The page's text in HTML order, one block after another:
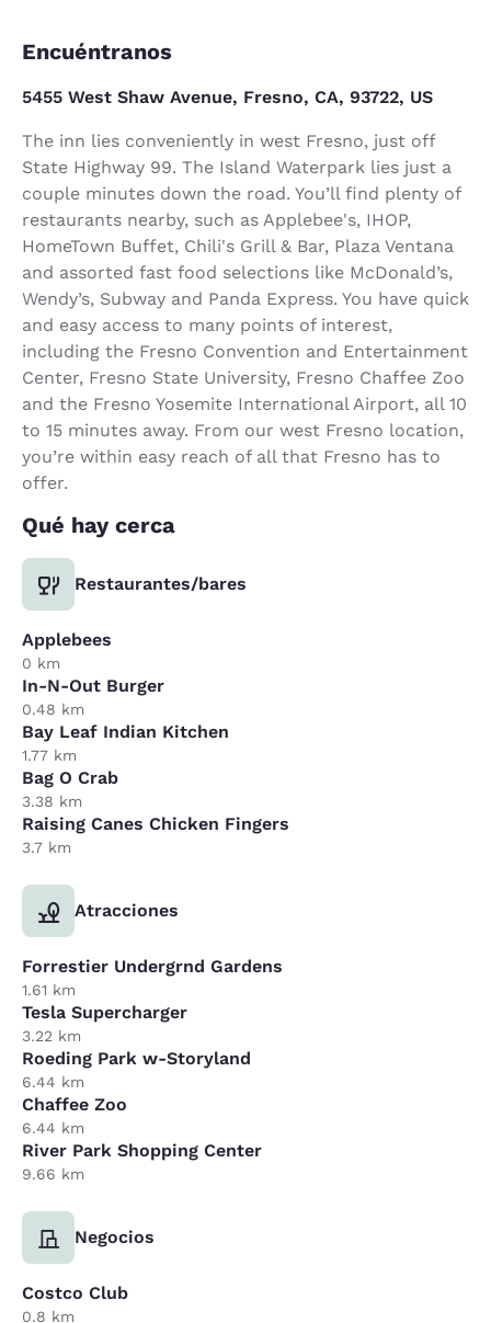
Encuéntranos
5455 West Shaw Avenue, Fresno, CA, 93722, US
The inn lies conveniently in west Fresno, just off
State Highway 99. The Island Waterpark lies just a
couple minutes down the road. You’ll find plenty of
restaurants nearby, such as Applebee's, IHOP,
HomeTown Buffet, Chili's Grill & Bar, Plaza Ventana
and assorted fast food selections like McDonald’s,
Wendy’s, Subway and Panda Express. You have quick
and easy access to many points of interest,
including the Fresno Convention and Entertainment
Center, Fresno State University, Fresno Chaffee Zoo
and the Fresno Yosemite International Airport, all 10
to 15 minutes away. From our west Fresno location,
you’re within easy reach of all that Fresno has to
offer.
Qué hay cerca
Restaurantes/bares
Applebees
0 km
In-N-Out Burger
0.48 km
Bay Leaf Indian Kitchen
1.77 km
Bag O Crab
3.38 km
Raising Canes Chicken Fingers
3.7 km
Atracciones
Forrestier Undergrnd Gardens
1.61 km
Tesla Supercharger
3.22 km
Roeding Park w-Storyland
6.44 km
Chaffee Zoo
6.44 km
River Park Shopping Center
9.66 km
Negocios
Costco Club
0.8 km